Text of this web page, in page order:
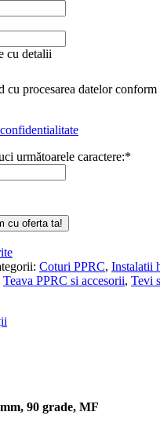
cu detalii
cu procesarea datelor
următoarele caractere:*
cu oferta ta!
Coturi PPRC, Instalatii
Teava PPRC si accesorii, Tevi
90 grade, MF